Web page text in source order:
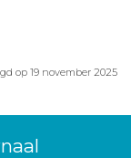
op 19 november 2025